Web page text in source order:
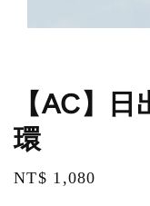
【AC】
環
Regular
NT$ 1,080